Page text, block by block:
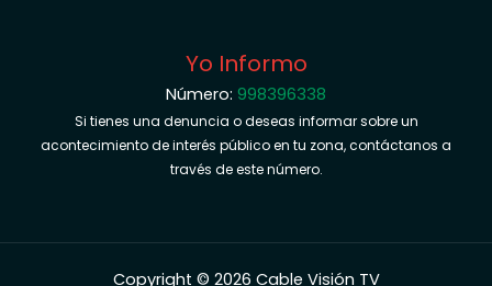
Yo Informo
Número: 998396338
Si tienes una denuncia o deseas informar sobre un
acontecimiento de interés público en tu zona, contáctanos a
través de este número.
Copyright © 2026 Cable Visión TV